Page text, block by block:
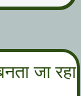
जा रहा